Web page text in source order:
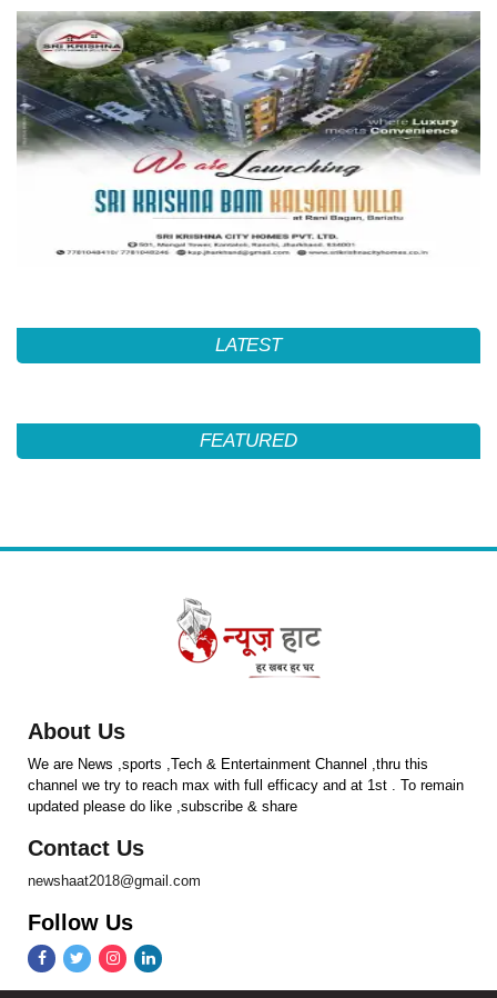
LATEST
FEATURED
About Us
We are News ,sports ,Tech & Entertainment Channel ,thru this
channel we try to reach max with full efficacy and at 1st . To remain
updated please do like ,subscribe & share
Contact Us
newshaat2018@gmail.com
Follow Us